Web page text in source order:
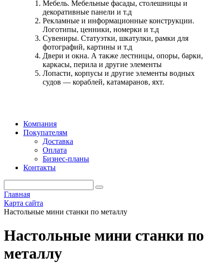
Мебель. Мебельные фасады, столешницы и
декоративные панели и т.д
Рекламные и информационные конструкции.
Логотипы, ценники, номерки и т.д
Сувениры. Статуэтки, шкатулки, рамки для
фотографий, картины и т.д
Двери и окна. А также лестницы, опоры, барки,
каркасы, перила и другие элементы
Лопасти, корпусы и другие элементы водных
судов — кораблей, катамаранов, яхт.
Компания
Покупателям
Доставка
Оплата
Бизнес-планы
Контакты
Главная
Карта сайта
Настольные мини станки по металлу
Настольные мини станки по
металлу